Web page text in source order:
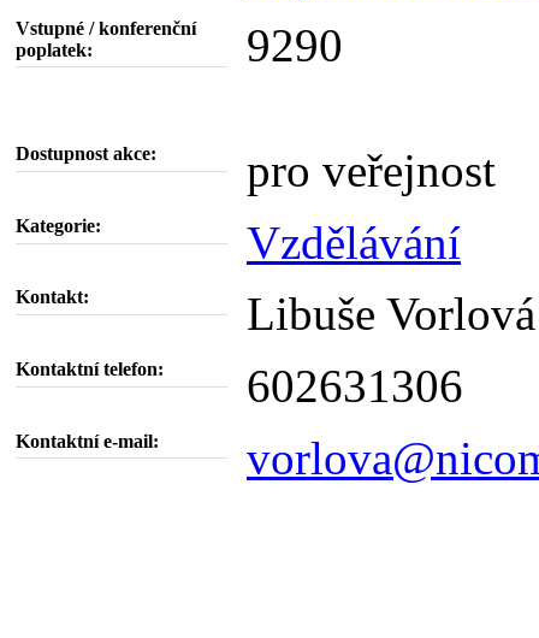
Vstupné / konferenční
poplatek:
9290
Dostupnost akce: pro veřejnost
Kategorie: Vzdělávání
Kontakt: Libuše Vorlová
Kontaktní telefon: 602631306
Kontaktní e-mail: